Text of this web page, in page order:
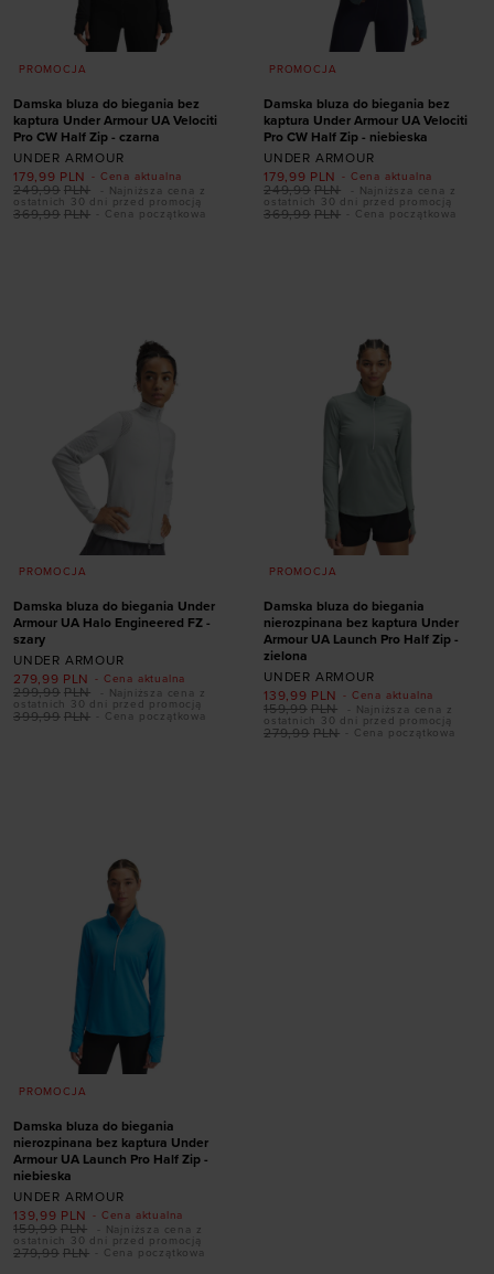
PROMOCJA
Damska bluza do biegania bez
kaptura Under Armour UA Velociti
Pro CW Half Zip - czarna
UNDER ARMOUR
- Cena aktualna
179,99 PLN
- Cena początkowa
369,99 PLN
249,99 PLN
- Najniższa cena z
ostatnich 30 dni przed promocją
PROMOCJA
Damska bluza do biegania bez
kaptura Under Armour UA Velociti
Pro CW Half Zip - niebieska
UNDER ARMOUR
- Cena aktualna
179,99 PLN
- Cena początkowa
369,99 PLN
249,99 PLN
- Najniższa cena z
ostatnich 30 dni przed promocją
PROMOCJA
Damska bluza do biegania Under
Armour UA Halo Engineered FZ -
szary
UNDER ARMOUR
- Cena aktualna
279,99 PLN
- Cena początkowa
399,99 PLN
299,99 PLN
- Najniższa cena z
ostatnich 30 dni przed promocją
PROMOCJA
Dodaj produkt w
Damska bluza do biegania
nierozpinana bez kaptura Under
Armour UA Launch Pro Half Zip -
zielona
UNDER ARMOUR
- Cena aktualna
139,99 PLN
- Cena początkowa
279,99 PLN
159,99 PLN
- Najniższa cena z
ostatnich 30 dni przed promocją
PROMOCJA
Dodaj produkt w
Damska bluza do biegania
nierozpinana bez kaptura Under
Armour UA Launch Pro Half Zip -
niebieska
UNDER ARMOUR
- Cena aktualna
139,99 PLN
- Cena początkowa
279,99 PLN
159,99 PLN
- Najniższa cena z
ostatnich 30 dni przed promocją